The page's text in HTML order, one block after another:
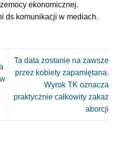
ekonomicznej.
ds komunikacji w mediach.
Ta data zostanie na zawsze
przez kobiety zapamiętana.
Wyrok TK oznacza
praktycznie całkowity zakaz
aborcji